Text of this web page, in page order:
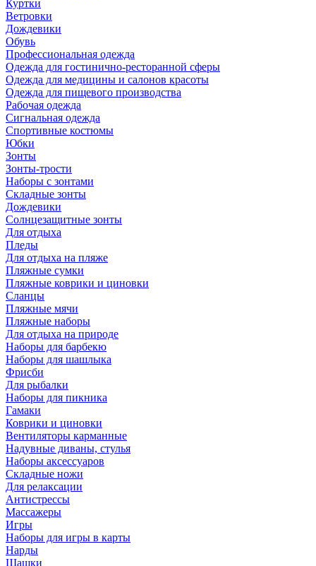
Куртки
Ветровки
Дождевики
Обувь
Профессиональная одежда
Одежда для гостинично-ресторанной сферы
Одежда для медицины и салонов красоты
Одежда для пищевого производства
Рабочая одежда
Сигнальная одежда
Спортивные костюмы
Юбки
Зонты
Зонты-трости
Наборы с зонтами
Складные зонты
Дождевики
Солнцезащитные зонты
Для отдыха
Пледы
Для отдыха на пляже
Пляжные сумки
Пляжные коврики и циновки
Сланцы
Пляжные мячи
Пляжные наборы
Для отдыха на природе
Наборы для барбекю
Наборы для шашлыка
Фрисби
Для рыбалки
Наборы для пикника
Гамаки
Коврики и циновки
Вентиляторы карманные
Надувные диваны, стулья
Наборы аксессуаров
Складные ножи
Для релаксации
Антистрессы
Массажеры
Игры
Наборы для игры в карты
Нарды
Шашки